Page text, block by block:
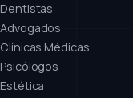
Dentistas
Advogados
Clínicas Médicas
Psicólogos
Estética